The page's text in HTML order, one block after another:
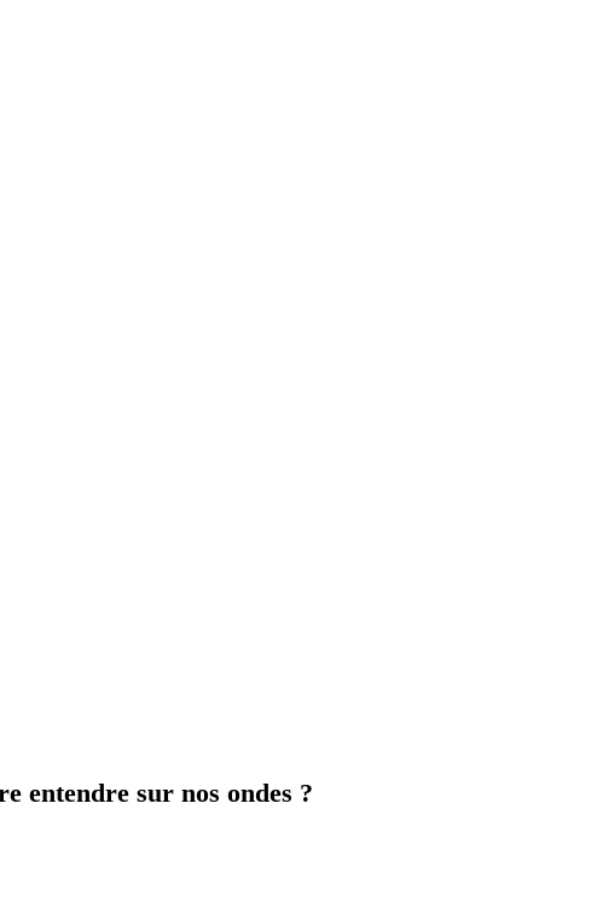
entendre sur nos ondes ?